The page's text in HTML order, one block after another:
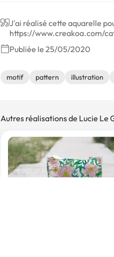
J'ai réalisé cette aquarelle
https://www.creakoa.com/
Publiée le 25/05/2020
motif pattern illustration
Autres réalisations de Lucie Le